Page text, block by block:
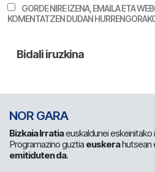
GORDE NIRE IZENA, EMAILA ETA
KOMENTATZEN DUDAN
NOR GARA
Bizkaia Irratiaeuskaldunei eskeinitako
Programazino guztia euskerahutsean
emitiduten da.